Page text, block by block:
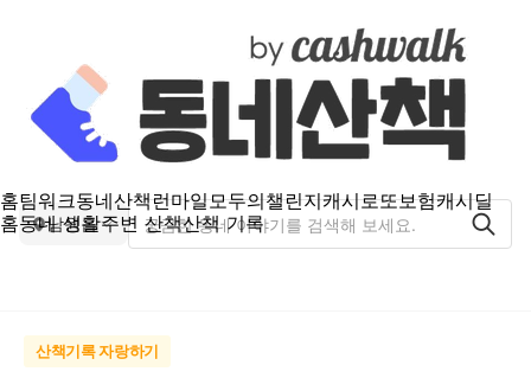
홈팀워크동네산책런마일모두의챌린지캐시로또보험캐시딜
홈동네 생활주변 산책산책 기록
남원읍
산책기록 자랑하기